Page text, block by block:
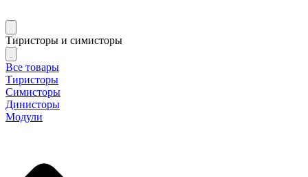
Тиристоры и симисторы
Все товары
Тиристоры
Симисторы
Динисторы
Модули